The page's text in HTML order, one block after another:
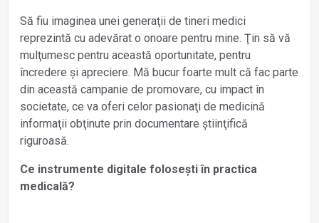
Să fiu imaginea unei generaţii de tineri medici
reprezintă cu adevărat o onoare pentru mine. Ţin să vă
mulţumesc pentru această oportunitate, pentru
încredere și apreciere. Mă bucur foarte mult că fac parte
din această campanie de promovare, cu impact în
societate, ce va oferi celor pasionaţi de medicină
informaţii obţinute prin documentare știinţifică
riguroasă.
Ce instrumente digitale folosești în practica
medicală?